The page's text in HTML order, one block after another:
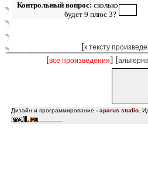
Контрольный вопрос: сколько
будет 9 плюс 3?
[к тексту
[все произведения] [
Дизайн и программирование - aparus studio